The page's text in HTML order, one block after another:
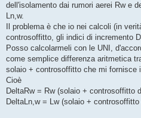
i
o
dell'isolamento dai rumori aerei Rw e
Ln,w.
Il problema è che io nei calcoli (in
controsoffitto, gli indici di incremento
Posso calcolarmeli con le UNI,
come semplice differenza aritmetica
solaio + controsoffitto che mi fornisce
Cioè
DeltaRw = Rw (solaio + controsoffitto
DeltaLn,w = Lw (solaio +